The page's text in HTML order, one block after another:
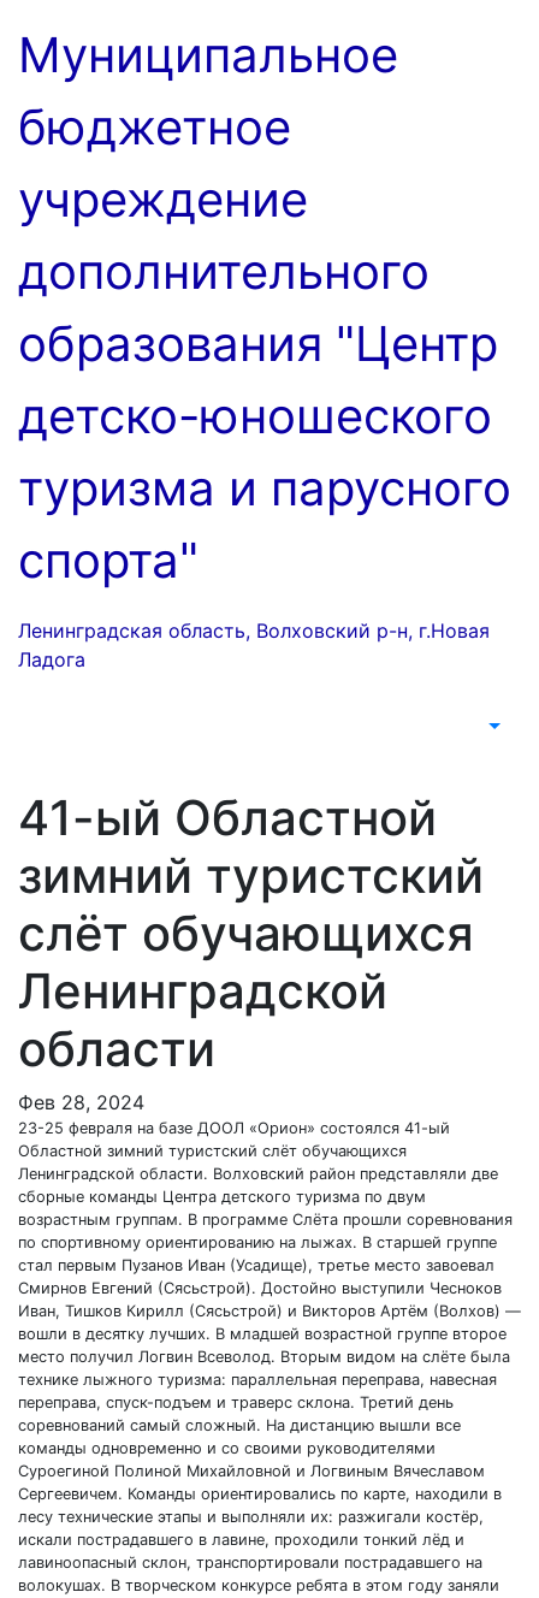
содержимому
Муниципальное
бюджетное
учреждение
дополнительного
образования "Центр
детско-юношеского
туризма и парусного
спорта"
Ленинградская область, Волховский р-н, г.Новая
Ладога
41-ый Областной
зимний туристский
слёт обучающихся
Ленинградской
области
Фев 28, 2024
23-25 февраля на базе ДООЛ «Орион» состоялся 41-ый
Областной зимний туристский слёт обучающихся
Ленинградской области. Волховский район представляли две
сборные команды Центра детского туризма по двум
возрастным группам. В программе Слёта прошли соревнования
по спортивному ориентированию на лыжах. В старшей группе
стал первым Пузанов Иван (Усадище), третье место завоевал
Смирнов Евгений (Сясьстрой). Достойно выступили Чесноков
Иван, Тишков Кирилл (Сясьстрой) и Викторов Артём (Волхов) —
вошли в десятку лучших. В младшей возрастной группе второе
место получил Логвин Всеволод. Вторым видом на слёте была
технике лыжного туризма: параллельная переправа, навесная
переправа, спуск-подъем и траверс склона. Третий день
соревнований самый сложный. На дистанцию вышли все
команды одновременно и со своими руководителями
Суроегиной Полиной Михайловной и Логвиным Вячеславом
Сергеевичем. Команды ориентировались по карте, находили в
лесу технические этапы и выполняли их: разжигали костёр,
искали пострадавшего в лавине, проходили тонкий лёд и
лавиноопасный склон, транспортировали пострадавшего на
волокушах. В творческом конкурсе ребята в этом году заняли